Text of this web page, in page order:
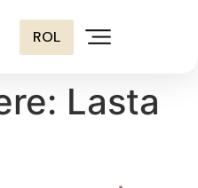
ROL
Lasta